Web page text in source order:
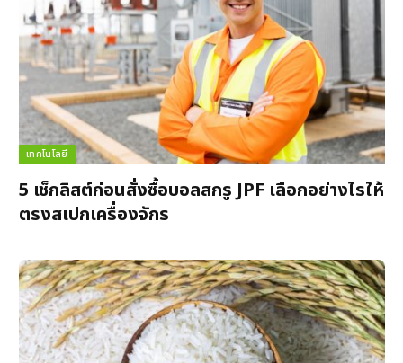
เทคโนโลยี
5 เช็กลิสต์ก่อนสั่งซื้อบอลสกรู JPF เลือกอย่างไรให้
ตรงสเปกเครื่องจักร